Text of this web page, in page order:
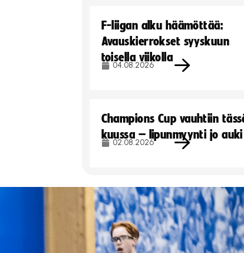
F-liigan alku häämöttää:
Avauskierrokset syyskuun
toisella viikolla
04.08.2026
Champions Cup vauhtiin
kuussa – lipunmyynti jo auki
02.08.2026